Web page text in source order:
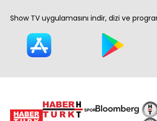
Show TV uygulamasını indir, dizi ve